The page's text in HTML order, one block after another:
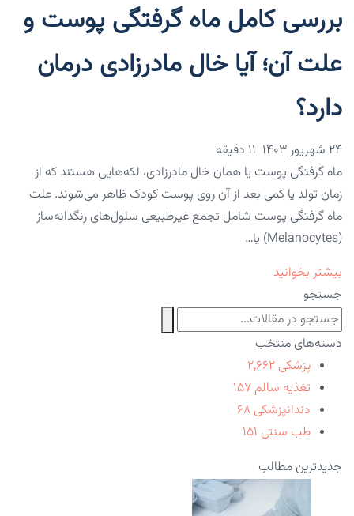
بررسی کامل ماه گرفتگی پوست و
علت آن؛ آیا خال مادرزادی درمان
دارد؟
۲۴ شهریور ۱۴۰۳
ماه گرفتگی پوست یا همان خال مادرزادی، لکه‌هایی هستند که از
زمان تولد یا کمی بعد از آن روی پوست کودک ظاهر می‌شوند. علت
ماه گرفتگی پوست شامل تجمع غیرطبیعی سلول‌های رنگدانه‌ساز
(Melanocytes) یا…
بیشتر بخوانید
جستجو
دسته‌های منتخب
پزشکی ۲,۶۶۲
تغذیه سالم ۱۵۷
دندانپزشکی ۶۸
طب سنتی ۱۵۱
جدیدترین مطالب